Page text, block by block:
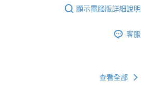
顯示電腦版詳細說明
客服
查看全部